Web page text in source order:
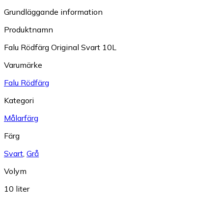
Grundläggande information
Produktnamn
Falu Rödfärg Original Svart 10L
Varumärke
Falu Rödfärg
Kategori
Målarfärg
Färg
Svart, Grå
Volym
10 liter